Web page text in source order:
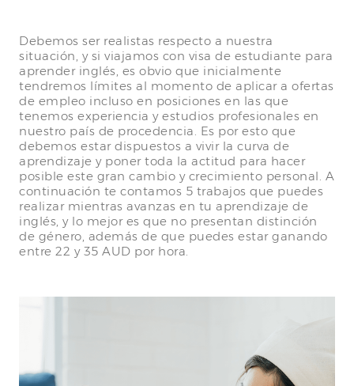
Debemos ser realistas respecto a nuestra
situación, y si viajamos con visa de estudiante para
aprender inglés, es obvio que inicialmente
tendremos límites al momento de aplicar a ofertas
de empleo incluso en posiciones en las que
tenemos experiencia y estudios profesionales en
nuestro país de procedencia. Es por esto que
debemos estar dispuestos a vivir la curva de
aprendizaje y poner toda la actitud para hacer
posible este gran cambio y crecimiento personal. A
continuación te contamos 5 trabajos que puedes
realizar mientras avanzas en tu aprendizaje de
inglés, y lo mejor es que no presentan distinción
de género, además de que puedes estar ganando
entre 22 y 35 AUD por hora.